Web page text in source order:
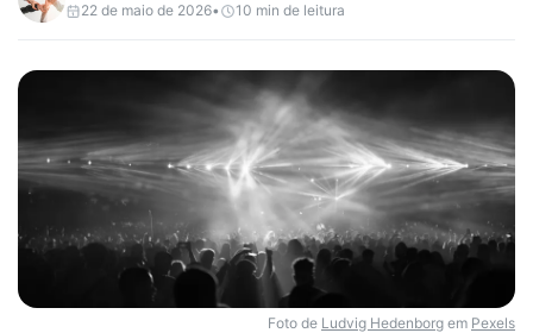
22 de maio de 2026• 10 min de leitura
Foto de Ludvig Hedenborg em Pexels